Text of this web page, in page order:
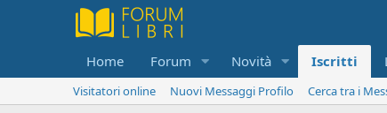
Home Forum Novità Iscritti
Visitatori online Nuovi Messaggi Profilo
Cerca tra i